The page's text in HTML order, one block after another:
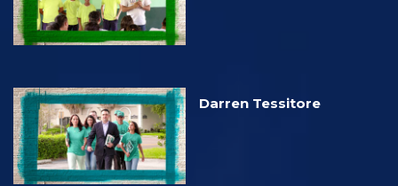
Darren Tessitore